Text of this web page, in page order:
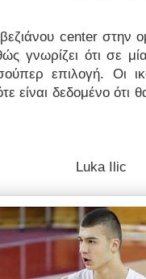
center στην
γνωρίζει ότι σε
επιλογή. Οι
είναι δεδομένο ότι
Luka Ilic